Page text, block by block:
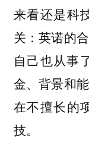
来看还是科
关：英诺的
自己也从事
金、背景和
在不擅长的
技。